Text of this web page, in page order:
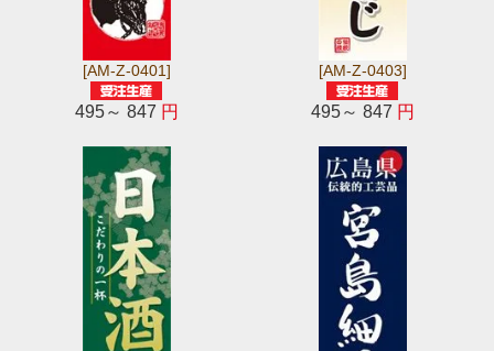
[AM-Z-0401]
495～ 847 円
[AM-Z-0403]
495～ 847 円